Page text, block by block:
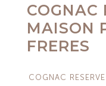
COGNAC
MAISON
FRERES
COGNAC